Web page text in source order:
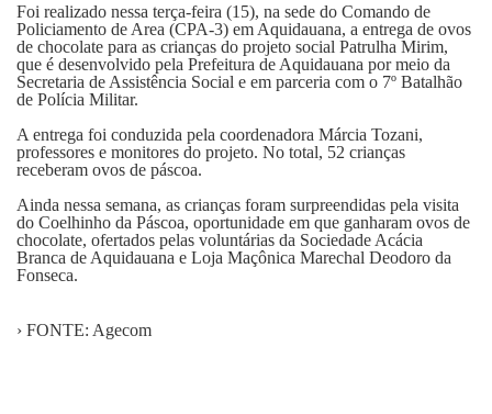
Foi realizado nessa terça-feira (15), na sede do Comando de
Policiamento de Area (CPA-3) em Aquidauana, a entrega de ovos
de chocolate para as crianças do projeto social Patrulha Mirim,
que é desenvolvido pela Prefeitura de Aquidauana por meio da
Secretaria de Assistência Social e em parceria com o 7º Batalhão
de Polícia Militar.
A entrega foi conduzida pela coordenadora Márcia Tozani,
professores e monitores do projeto. No total, 52 crianças
receberam ovos de páscoa.
Ainda nessa semana, as crianças foram surpreendidas pela visita
do Coelhinho da Páscoa, oportunidade em que ganharam ovos de
chocolate, ofertados pelas voluntárias da Sociedade Acácia
Branca de Aquidauana e Loja Maçônica Marechal Deodoro da
Fonseca.
› FONTE: Agecom